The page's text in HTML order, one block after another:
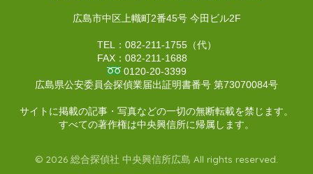
広島市中区上幟町2番45号 今田ビル2F
TEL：082-211-1755（代）
FAX：082-211-1688
0120-20-3399
広島県公安委員会探偵業届出証明書番号 第73070084号
サイトに掲載の記事・写真などの一切の無断転載を禁じます。
すべての著作権は中央興信所に帰属します。
© 2026 総合探偵社 中央興信所広島 All rights reserved.